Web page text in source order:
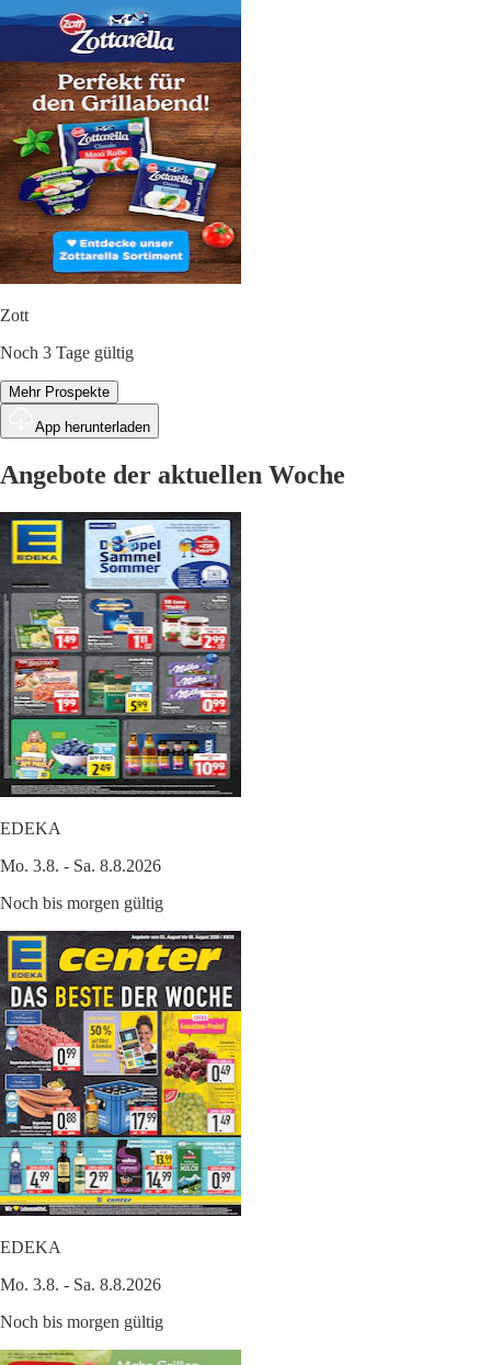
Zott
Noch 3 Tage gültig
Mehr Prospekte
App herunterladen
Angebote der aktuellen Woche
EDEKA
Mo. 3.8. - Sa. 8.8.2026
Noch bis morgen gültig
EDEKA
Mo. 3.8. - Sa. 8.8.2026
Noch bis morgen gültig